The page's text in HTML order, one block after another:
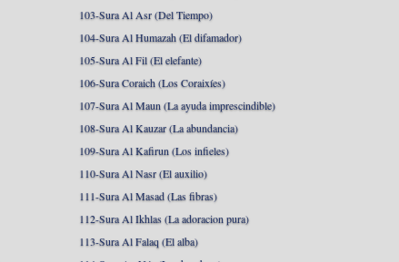
103-Sura Al Asr (Del Tiempo)
104-Sura Al Humazah (El difamador)
105-Sura Al Fil (El elefante)
106-Sura Coraich (Los Coraixíes)
107-Sura Al Maun (La ayuda imprescindible)
108-Sura Al Kauzar (La abundancia)
109-Sura Al Kafirun (Los infieles)
110-Sura Al Nasr (El auxilio)
111-Sura Al Masad (Las fibras)
112-Sura Al Ikhlas (La adoracion pura)
113-Sura Al Falaq (El alba)